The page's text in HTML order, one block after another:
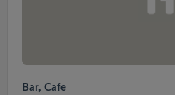
Bar, Cafe